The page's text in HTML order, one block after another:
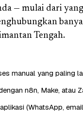
— mulai dari
Tengah.
manual yang paling
n8n, Make, atau
(WhatsApp,